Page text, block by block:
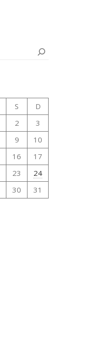
S
D
2
3
9
10
16
17
23
24
30
31